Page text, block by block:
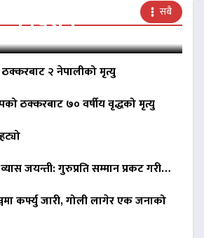
सबै
निर्देशन
ठक्करबाट २ नेपालीको मृत्यु
ठक्करबाट ७० वर्षीय वृद्धको मृत्यु
जयन्ती: गुरुप्रति सम्मान प्रकट गरी…
कर्फ्यु जारी, गोली लागेर एक जनाको